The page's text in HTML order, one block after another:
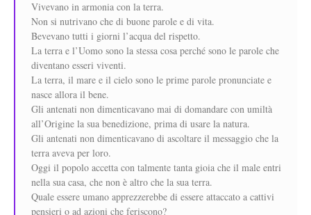
Vivevano in armonia con la terra.
Non si nutrivano che di buone parole e di vita.
Bevevano tutti i giorni l’acqua del rispetto.
La terra e l’Uomo sono la stessa cosa perché sono le parole che
diventano esseri viventi.
La terra, il mare e il cielo sono le prime parole pronunciate e
nasce allora il bene.
Gli antenati non dimenticavano mai di domandare con umiltà
all’Origine la sua benedizione, prima di usare la natura.
Gli antenati non dimenticavano di ascoltare il messaggio che la
terra aveva per loro.
Oggi il popolo accetta con talmente tanta gioia che il male entri
nella sua casa, che non è altro che la sua terra.
Quale essere umano apprezzerebbe di essere attaccato a cattivi
pensieri o ad azioni che feriscono?